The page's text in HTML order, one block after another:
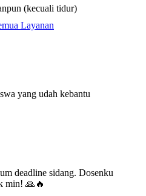
(kecuali tidur)
Layanan
yang udah kebantu
deadline sidang. Dosenku
min! 🙏🔥